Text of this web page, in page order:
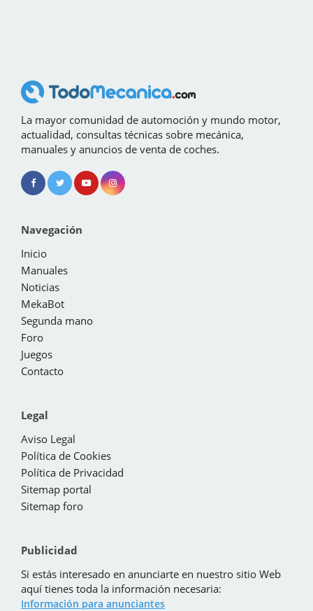
La mayor comunidad de automoción y mundo motor,
actualidad, consultas técnicas sobre mecánica,
manuales y anuncios de venta de coches.
Navegación
Inicio
Manuales
Noticias
MekaBot
Segunda mano
Foro
Juegos
Contacto
Legal
Aviso Legal
Política de Cookies
Política de Privacidad
Sitemap portal
Sitemap foro
Publicidad
Si estás interesado en anunciarte en nuestro sitio Web
aquí tienes toda la información necesaria:
Información para anunciantes